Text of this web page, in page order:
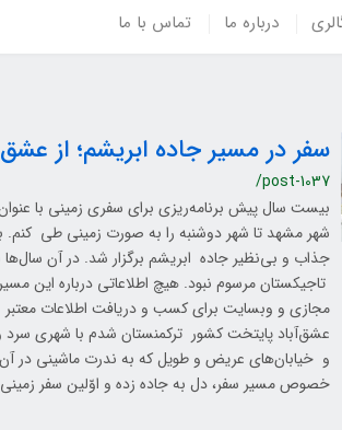
درباره ما تماس با ما
سفر در مسیر جاده ابریشم؛ از
/post-1037
بیست سال پیش برنامه‌ریزی برای سفری زمینی با
شهر مشهد تا شهر دوشنبه را به صورت زمینی طی کنم.
جذاب و بی‌نظیر جاده ابریشم برگزار شد. در آن
تاجیکستان مرسوم نبود. هیچ اطلاعاتی درباره این
مجازی و وبسایت برای کسب و دریافت اطلاعات معتبر
عشق‌آباد پایتخت کشور ترکمنستان شدم با شهری
و خیابان‌های عریض و طویل که به ندرت ماشینی در
خصوص مسیر سفر، دل به جاده زده و اوّلین سفر زمینی